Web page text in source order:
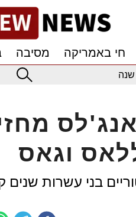
חי באמריקה מסיבה
שנה
וגאס
בני עשרות